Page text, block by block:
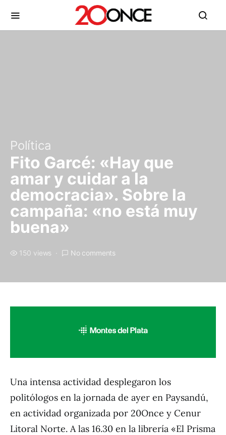
Política
Fito Garcé: «Hay que
amar y cuidar a la
democracia». Sobre la
campaña: «no está muy
buena»
150 views No comments
Una intensa actividad desplegaron los
politólogos en la jornada de ayer en Paysandú,
en actividad organizada por 20Once y Cenur
Litoral Norte. A las 16.30 en la librería «El Prisma